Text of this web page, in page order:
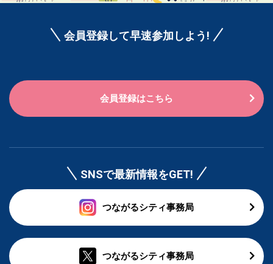
会員登録して早速参加しよう!
会員登録はこちら
SNSで最新情報をGET!
つながるシティ事務局
つながるシティ事務局